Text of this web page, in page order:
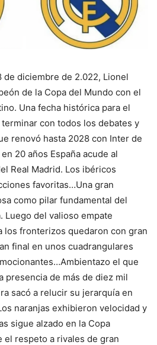
de diciembre de 2.022, Lionel
de la Copa del Mundo con el
Una fecha histórica para el
con todos los debates y
renovó hasta 2028 con Inter de
20 años España acude al
Real Madrid. Los ibéricos
favoritas…Una gran
como pilar fundamental del
Luego del valioso empate
los fronterizos quedaron con gran
final en unos cuadrangulares
el que
presencia de más de diez mil
sacó a relucir su jerarquía en
naranjas exhibieron velocidad y
sigue alzado en la Copa
el respeto a rivales de gran